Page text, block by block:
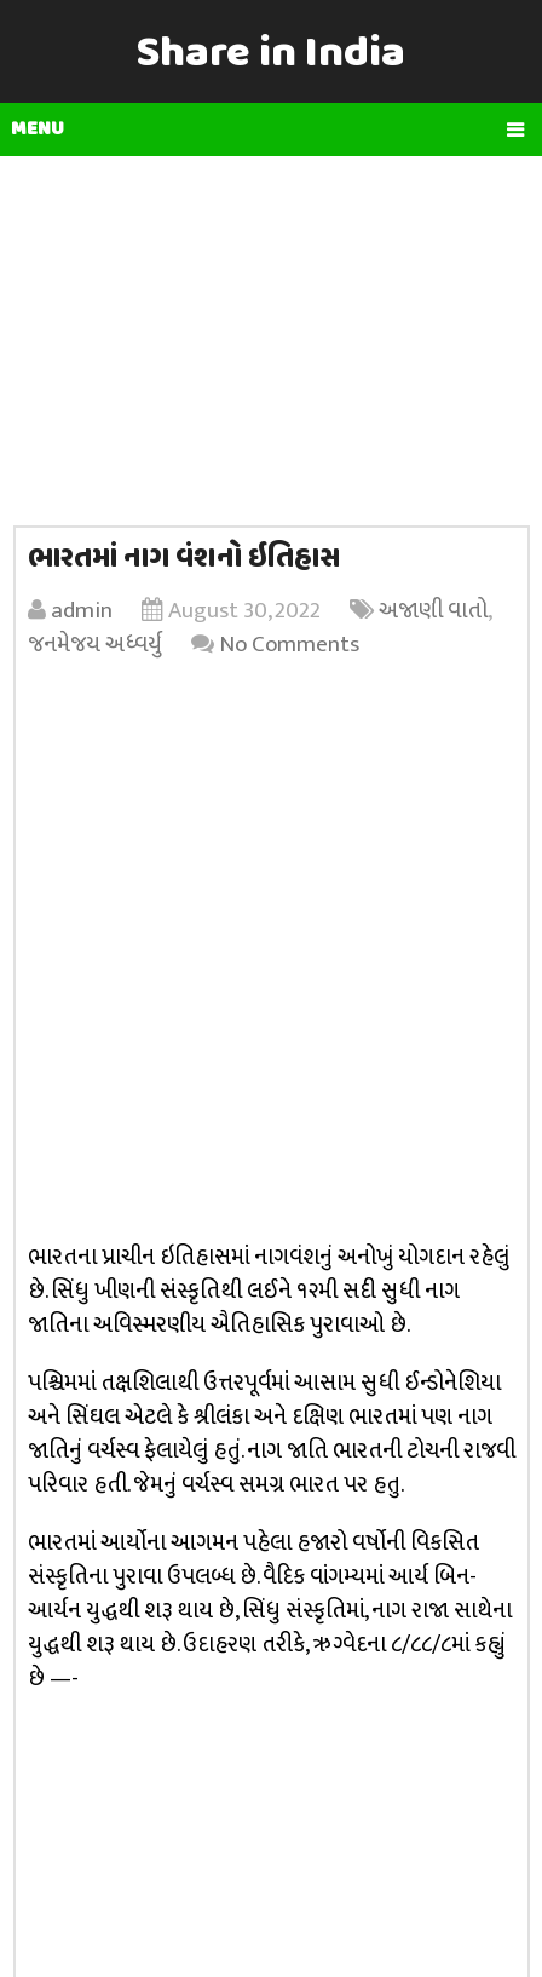
Share in India
MENU
ભારતમાં નાગ વંશનો ઇતિહાસ
admin August 30, 2022 અજાણી વાતો,
જનમેજય અધ્વર્યુ
No Comments
ભારતના પ્રાચીન ઇતિહાસમાં નાગવંશનું અનોખું યોગદાન રહેલું
છે. સિંધુ ખીણની સંસ્કૃતિથી લઈને ૧૨મી સદી સુધી નાગ
જાતિના અવિસ્મરણીય ઐતિહાસિક પુરાવાઓ છે.
પશ્ચિમમાં તક્ષશિલાથી ઉત્તરપૂર્વમાં આસામ સુધી ઈન્ડોનેશિયા
અને સિંઘલ એટલે કે શ્રીલંકા અને દક્ષિણ ભારતમાં પણ નાગ
જાતિનું વર્ચસ્વ ફેલાયેલું હતું. નાગ જાતિ ભારતની ટોચની રાજવી
પરિવાર હતી. જેમનું વર્ચસ્વ સમગ્ર ભારત પર હતુ.
ભારતમાં આર્યોના આગમન પહેલા હજારો વર્ષોની વિકસિત
સંસ્કૃતિના પુરાવા ઉપલબ્ધ છે. વૈદિક વાંગમ્યમાં આર્ય બિન-
આર્યન યુદ્ધથી શરૂ થાય છે, સિંધુ સંસ્કૃતિમાં, નાગ રાજા સાથેના
યુદ્ધથી શરૂ થાય છે. ઉદાહરણ તરીકે, ઋગ્વેદના ૮/૮૮/૮માં કહ્યું
છે —-